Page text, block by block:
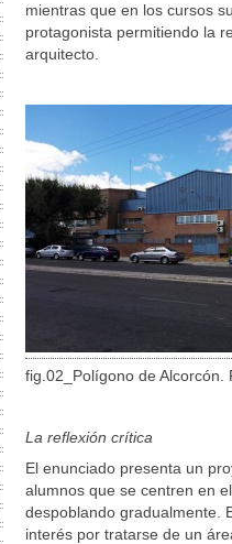
mientras que en los cursos
protagonista permitiendo la
arquitecto.
fig.02_Polígono de
La reflexión crítica
El enunciado presenta un
alumnos que se centren en
despoblando gradualmente.
interés por tratarse de un